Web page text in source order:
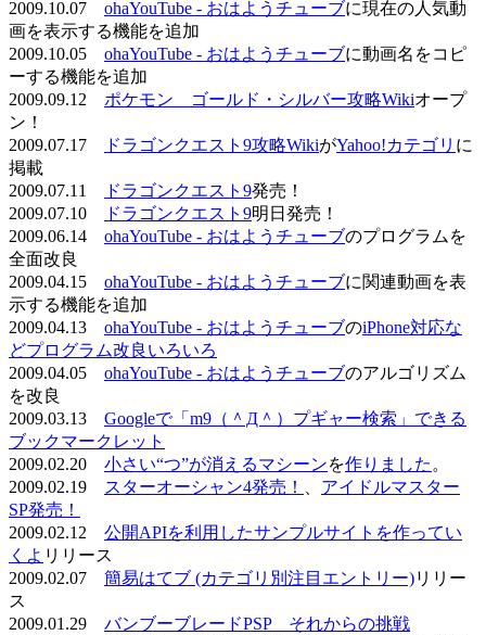
2009.10.07 ohaYouTube - おはようチューブに現在の人気動
画を表示する機能を追加
2009.10.05 ohaYouTube - おはようチューブに動画名をコピ
ーする機能を追加
2009.09.12 ポケモン ゴールド・シルバー攻略Wikiオープ
ン！
2009.07.17
ドラゴンクエスト9攻略WikiがYahoo!カテゴリ に
掲載
2009.07.11
ドラゴンクエスト9発売！
2009.07.10
ドラゴンクエスト9明日発売！
2009.06.14 ohaYouTube - おはようチューブのプログラムを
全面改良
2009.04.15 ohaYouTube - おはようチューブに関連動画を表
示する機能を追加
2009.04.13 ohaYouTube - おはようチューブのiPhone対応な
どプログラム改良いろいろ
2009.04.05 ohaYouTube - おはようチューブのアルゴリズム
を改良
2009.03.13 Googleで「m9（＾Д＾）プギャー検索」できる
ブックマークレット
2009.02.20 小さい“つ”が消えるマシーンを作りました 。
2009.02.19
スターオーシャン4発売！
アイドルマスター
SP発売！
2009.02.12 公開APIを利用したサンプルサイトを作ってい
くよ リリース
2009.02.07 簡易はてブ (カテゴリ別注目エントリー)リリー
ス
2009.01.29 バンブーブレードPSP それからの挑戦